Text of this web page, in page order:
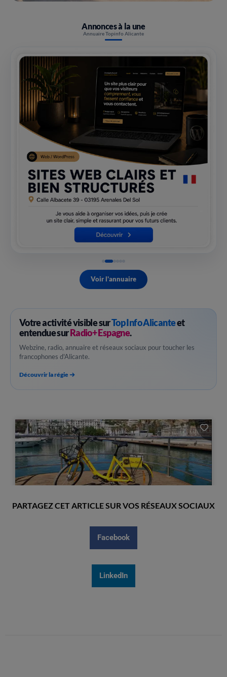
Annonces à la une
Annuaire Topinfo Alicante
Voir l'annuaire
Votre activité visible surTop Info Alicanteet
entendue surRadio+ Espagne.
Webzine, radio, annuaire et réseaux sociaux pour toucher les
francophones d'Alicante.
Découvrir la régie
PARTAGEZ CET ARTICLE SUR VOS RÉSEAUX SOCIAUX
Facebook
LinkedIn